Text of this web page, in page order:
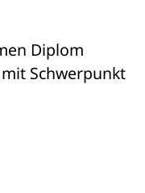
Diplom
Schwerpunkt